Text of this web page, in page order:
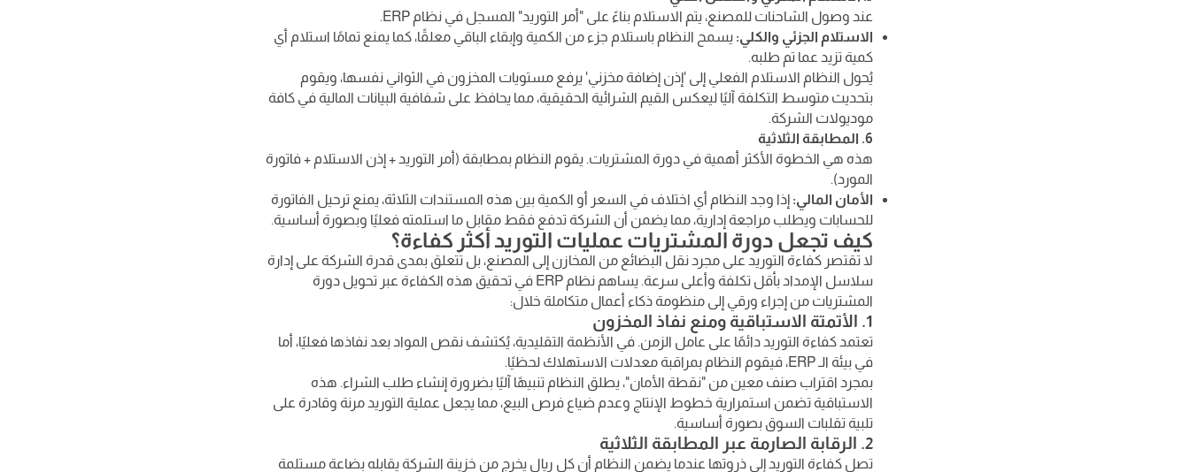
عند وصول الشاحنات للمصنع، يتم الاستلام بناءً على "أمر التوريد" المسجل في نظام ERP.
الاستلام الجزئي والكلي: يسمح النظام باستلام جزء من الكمية وإبقاء الباقي معلقًا، كما يمنع تمامًا استلام أي
كمية تزيد عما تم طلبه.
يُحول النظام الاستلام الفعلي إلى 'إذن إضافة مخزني' يرفع مستويات المخزون في الثواني نفسها، ويقوم
بتحديث متوسط التكلفة آليًا ليعكس القيم الشرائية الحقيقية، مما يحافظ على شفافية البيانات المالية في كافة
موديولات الشركة.
6. المطابقة الثلاثية
هذه هي الخطوة الأكثر أهمية في دورة المشتريات. يقوم النظام بمطابقة (أمر التوريد + إذن الاستلام + فاتورة
المورد).
الأمان المالي: إذا وجد النظام أي اختلاف في السعر أو الكمية بين هذه المستندات الثلاثة، يمنع ترحيل الفاتورة
للحسابات ويطلب مراجعة إدارية، مما يضمن أن الشركة تدفع فقط مقابل ما استلمته فعليًا وبصورة أساسية.
كيف تجعل دورة المشتريات عمليات التوريد أكثر كفاءة؟
لا تقتصر كفاءة التوريد على مجرد نقل البضائع من المخازن إلى المصنع، بل تتعلق بمدى قدرة الشركة على إدارة
سلاسل الإمداد بأقل تكلفة وأعلى سرعة. يساهم نظام ERP في تحقيق هذه الكفاءة عبر تحويل دورة
المشتريات من إجراء ورقي إلى منظومة ذكاء أعمال متكاملة خلال:
1. الأتمتة الاستباقية ومنع نفاذ المخزون
تعتمد كفاءة التوريد دائمًا على عامل الزمن. في الأنظمة التقليدية، يُكتشف نقص المواد بعد نفاذها فعليًا، أما
في بيئة الـ ERP، فيقوم النظام بمراقبة معدلات الاستهلاك لحظيًا.
بمجرد اقتراب صنف معين من "نقطة الأمان"، يطلق النظام تنبيهًا آليًا بضرورة إنشاء طلب الشراء. هذه
الاستباقية تضمن استمرارية خطوط الإنتاج وعدم ضياع فرص البيع، مما يجعل عملية التوريد مرنة وقادرة على
تلبية تقلبات السوق بصورة أساسية.
2. الرقابة الصارمة عبر المطابقة الثلاثية
تصل كفاءة التوريد إلى ذروتها عندما يضمن النظام أن كل ريال يخرج من خزينة الشركة يقابله بضاعة مستلمة